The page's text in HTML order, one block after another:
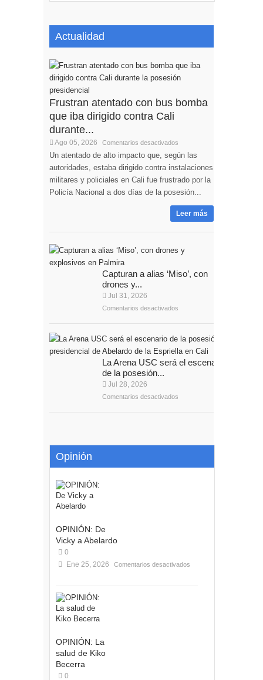
Actualidad
Frustran atentado con bus bomba
que iba dirigido contra Cali
durante...
Ago 05, 2026 Comentarios desactivados
Un atentado de alto impacto que, según las
autoridades, estaba dirigido contra instalaciones
militares y policiales en Cali fue frustrado por la
Policía Nacional a dos días de la posesión...
Leer más
Capturan a alias ‘Miso’, con
drones y...
Jul 31, 2026
Comentarios desactivados
La Arena USC será el escenario
de la posesión...
Jul 28, 2026
Comentarios desactivados
Opinión
OPINIÓN: De
Vicky a Abelardo
0
Ene 25, 2026
Comentarios desactivados
OPINIÓN: La
salud de Kiko
Becerra
0